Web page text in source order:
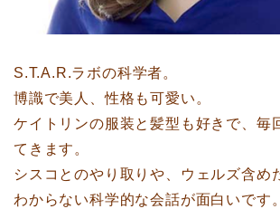
S.T.A.R.ラボの科学者。
博識で美人、性格も可愛い。
ケイトリンの服装と髪型も好きで、毎
てきます。
シスコとのやり取りや、ウェルズ含め
わからない科学的な会話が面白いです。